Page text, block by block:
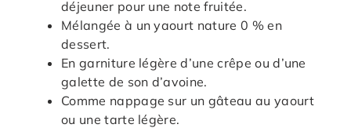
déjeuner pour une note fruitée.
Mélangée à un yaourt nature 0 % en
dessert.
En garniture légère d’une crêpe ou d’une
galette de son d’avoine.
Comme nappage sur un gâteau au yaourt
ou une tarte légère.